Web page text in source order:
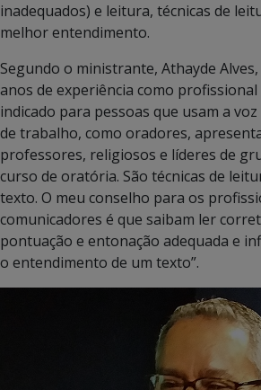
inadequados) e leitura, técnicas de
melhor entendimento.
Segundo o ministrante, Athayde
anos de experiência como profissional
indicado para pessoas que usam a
de trabalho, como oradores,
professores, religiosos e líderes de
curso de oratória. São técnicas de
texto. O meu conselho para os
comunicadores é que saibam ler
pontuação e entonação adequada e
o entendimento de um texto”.